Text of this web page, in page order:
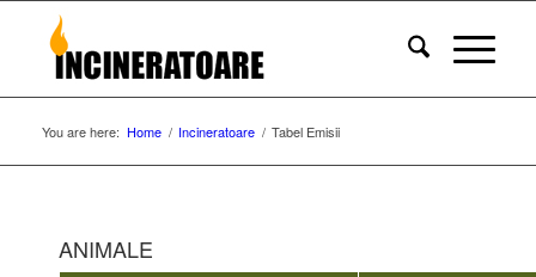
You are here: Home / Incineratoare / Tabel Emisii
ANIMALE